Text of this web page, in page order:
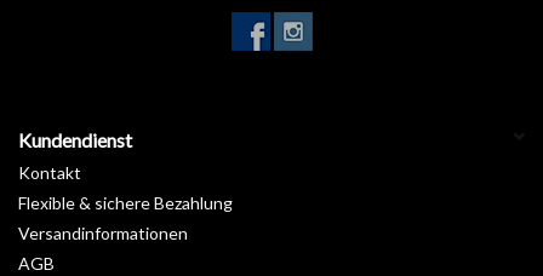
Kundendienst
Kontakt
Flexible & sichere Bezahlung
Versandinformationen
AGB